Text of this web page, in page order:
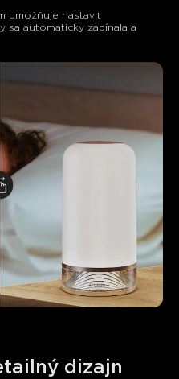
umožňuje nastaviť
sa automaticky zapínala a
dizajn